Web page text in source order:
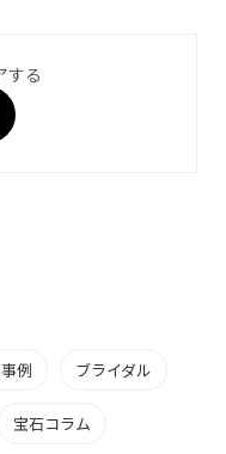
する
例 ブライダル
宝石コラム